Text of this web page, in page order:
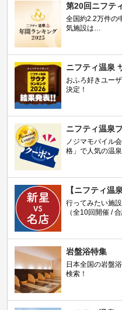
第20回ニフテ
全国約2.2万件の
気施設は…
ニフティ温泉
おふろ好きユー
決定！
ニフティ温泉
ノジマモバイル
格」で人気の温
【ニフティ温
行ってみたい施
（全10回開催 /
岩盤浴特集
日本全国の岩盤
検索！